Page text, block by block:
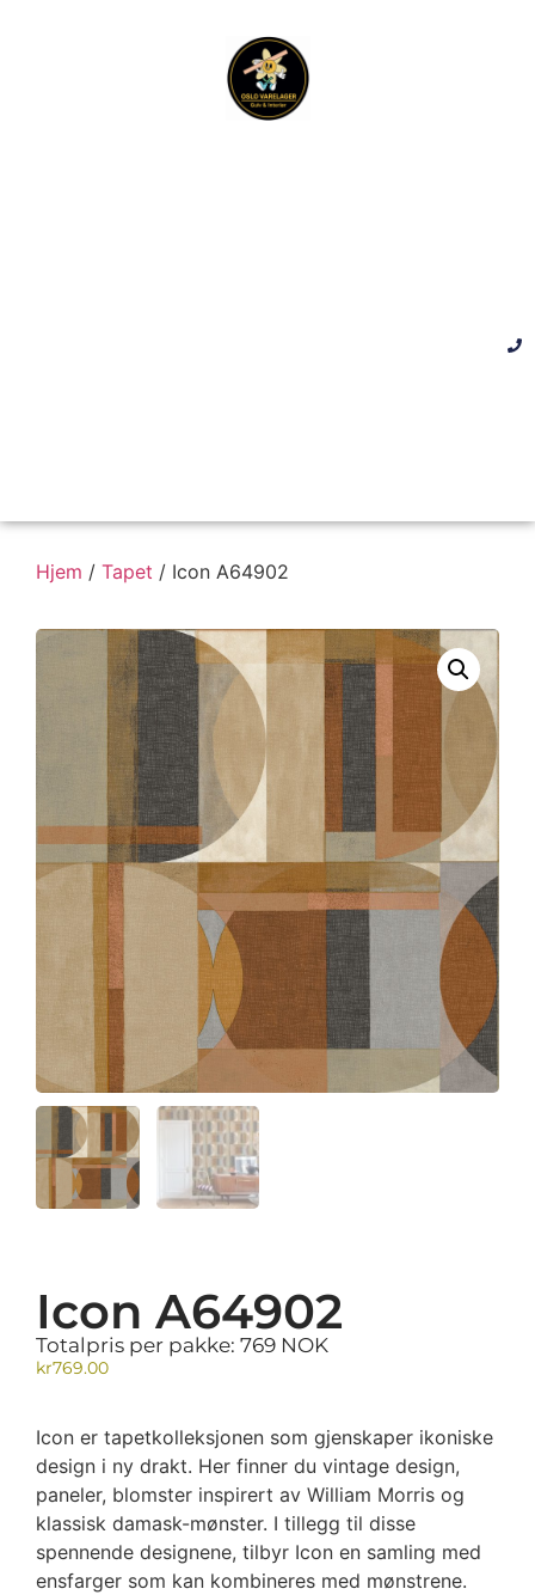
Hjem / Tapet / Icon A64902
Icon A64902
Totalpris per pakke: 769 NOK
kr769.00
Icon er tapetkolleksjonen som gjenskaper ikoniske
design i ny drakt. Her finner du vintage design,
paneler, blomster inspirert av William Morris og
klassisk damask-mønster. I tillegg til disse
spennende designene, tilbyr Icon en samling med
ensfarger som kan kombineres med mønstrene.